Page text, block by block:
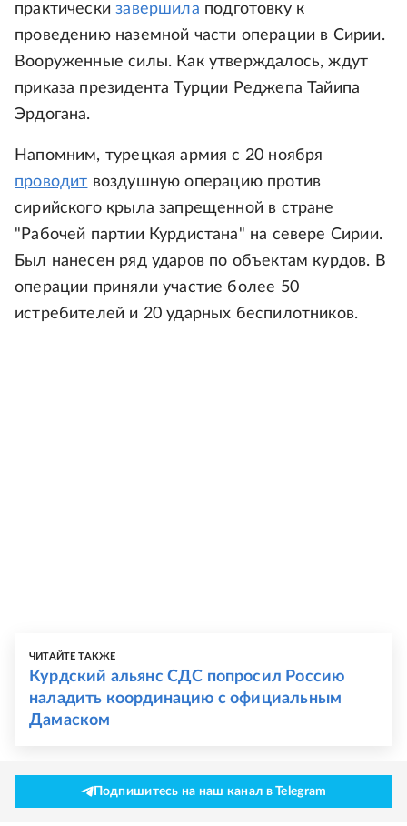
практическизавершила подготовку к
проведению наземной части операции в Сирии.
Вооруженные силы. Как утверждалось, ждут
приказа президента Турции Реджепа Тайипа
Эрдогана.
Напомним, турецкая армия с 20 ноября
проводит воздушную операцию против
сирийского крыла запрещенной в стране
"Рабочей партии Курдистана" на севере Сирии.
Был нанесен ряд ударов по объектам курдов. В
операции приняли участие более 50
истребителей и 20 ударных беспилотников.
ЧИТАЙТЕ ТАКЖЕ
Курдский альянс СДС попросил Россию
наладить координацию с официальным
Дамаском
Подпишитесь на наш канал в Telegram